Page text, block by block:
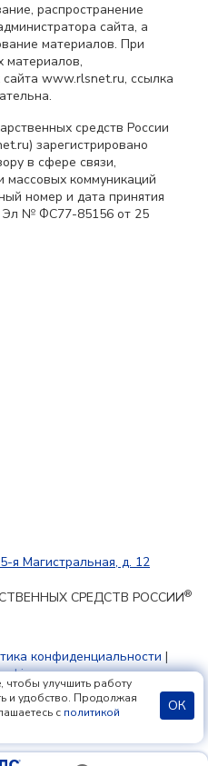
распространение
сайта, а
материалов. При
материалов,
www.rlsnet.ru, ссылка
средств России
зарегистрировано
в сфере связи,
массовых коммуникаций
номер и дата принятия
Эл № ФС77-85156 от 25
я Магистральная, д. 12
СРЕДСТВ РОССИИ®
конфиденциальности |
18+
чтобы улучшить работу
и удобство. Продолжая
с политикой
ОК